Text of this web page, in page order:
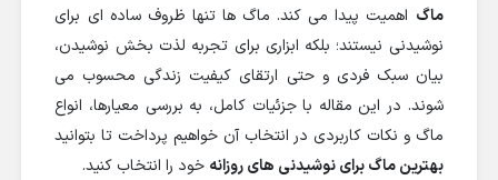
ماگ اهمیت پیدا می کند. ماگ ها تنها ظروف ساده ای برای
نوشیدنی نیستند؛ بلکه ابزاری برای تجربه لذت بخش نوشیدن،
بیان سبک فردی و حتی ارتقای کیفیت زندگی محسوب می
شوند. در این مقاله با جزئیات کامل، به بررسی معیارها، انواع
ماگ و نکات کاربردی در انتخاب آن خواهیم پرداخت تا بتوانید
بهترین ماگ برای نوشیدنی های روزانه خود را انتخاب کنید.